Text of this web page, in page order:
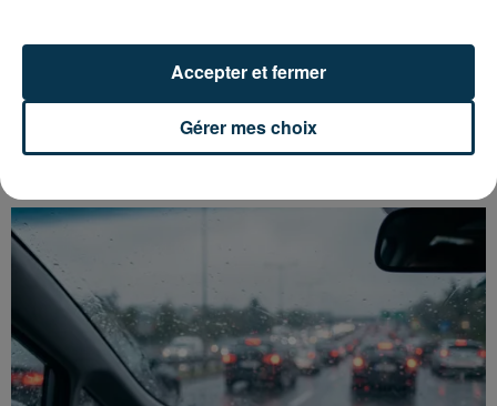
TOUR DE FRANCE FÉMININ : KIM LE COURT
Gérer mes choix
Accepter et fermer